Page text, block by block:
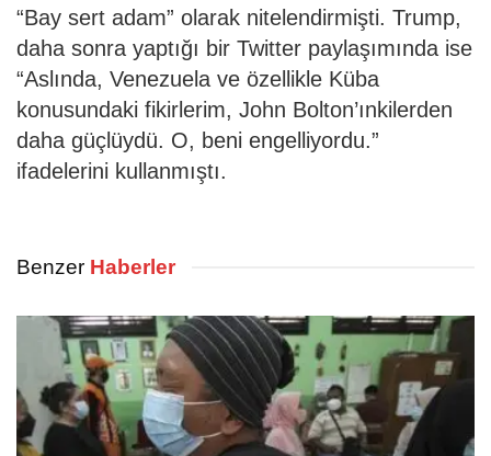
“Bay sert adam” olarak nitelendirmişti. Trump,
daha sonra yaptığı bir Twitter paylaşımında ise
“Aslında, Venezuela ve özellikle Küba
konusundaki fikirlerim, John Bolton’ınkilerden
daha güçlüydü. O, beni engelliyordu.”
ifadelerini kullanmıştı.
Benzer Haberler